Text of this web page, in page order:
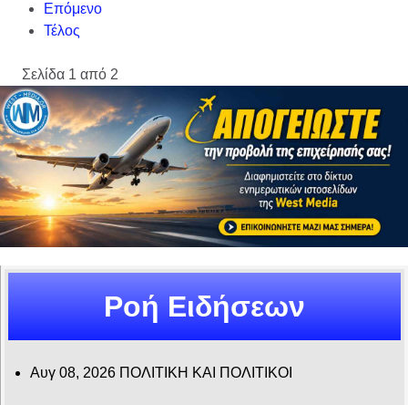
Επόμενο
Τέλος
Σελίδα 1 από 2
Ροή Ειδήσεων
Αυγ 08, 2026 ΠΟΛΙΤΙΚΗ ΚΑΙ ΠΟΛΙΤΙΚΟΙ